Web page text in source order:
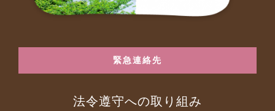
緊急連絡先
法令遵守への取り組み